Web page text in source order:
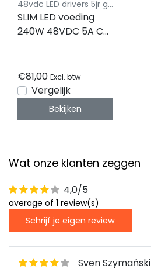
48vdc LED drivers 5jr garantie
SLIM LED voeding
240W 48VDC 5A CV
€81,00 Excl. btw
Vergelijk
Bekijken
Wat onze klanten zeggen
4,0/5
average of 1 review(s)
Schrijf je eigen review
Sven Szymański